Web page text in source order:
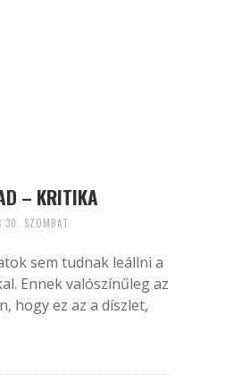
– KRITIKA
30. SZOMBAT
sem tudnak leállni a
Ennek valószínűleg az
hogy ez az a díszlet,